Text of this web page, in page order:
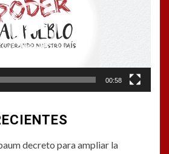
00:58
decreto para ampliar la